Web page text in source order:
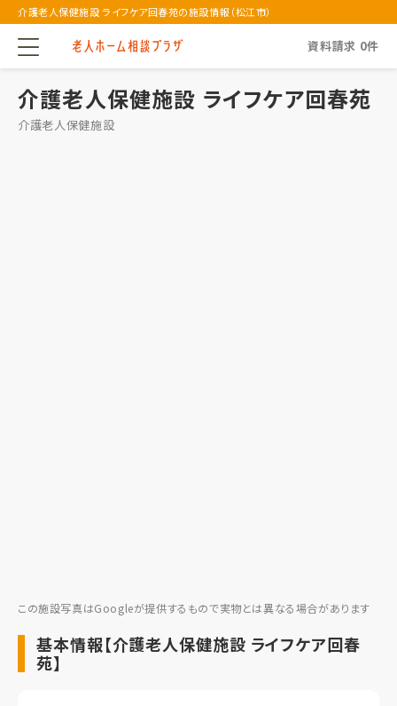
介護老人保健施設 ライフケア回春苑の施設情報（松江市）
資料請求 0件
介護老人保健施設 ライフケア回春苑
介護老人保健施設
この施設写真はGoogleが提供するもので実物とは異なる場合があります
基本情報【介護老人保健施設 ライフケア回春
苑】